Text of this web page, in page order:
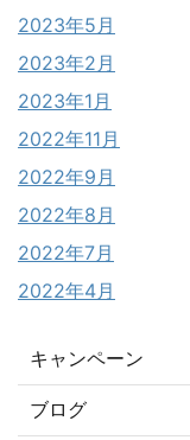
2023年5月
2023年2月
2023年1月
2022年11月
2022年9月
2022年8月
2022年7月
2022年4月
キャンペーン
ブログ